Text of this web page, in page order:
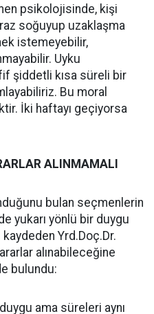
psikolojisinde, kişi
soğuyup uzaklaşma
istemeyebilir,
Uyku
şiddetli kısa süreli bir
Bu moral
İki haftayı geçiyorsa
ALINMAMALI
bulan seçmenlerin
yukarı yönlü bir duygu
Yrd.Doç.Dr.
alınabileceğine
bulundu:
ama süreleri aynı